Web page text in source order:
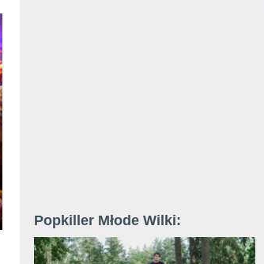
Popkiller Młode Wilki: